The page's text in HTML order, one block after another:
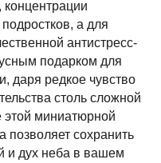
а для
антистресс-
подарком для
даря редкое чувство
столь сложной
этой миниатюрной
позволяет сохранить
и дух неба в вашем